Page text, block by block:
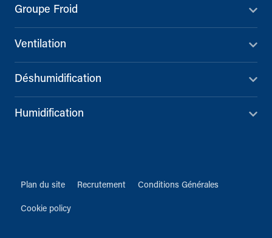
Groupe Froid
Ventilation
Déshumidification
Humidification
Plan du site Recrutement Conditions Générales
Cookie policy